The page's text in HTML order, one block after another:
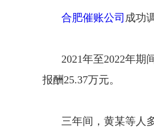
合肥催账公司 成功
2021年至2022年
报酬25.37万元。
三年间，黄某等人